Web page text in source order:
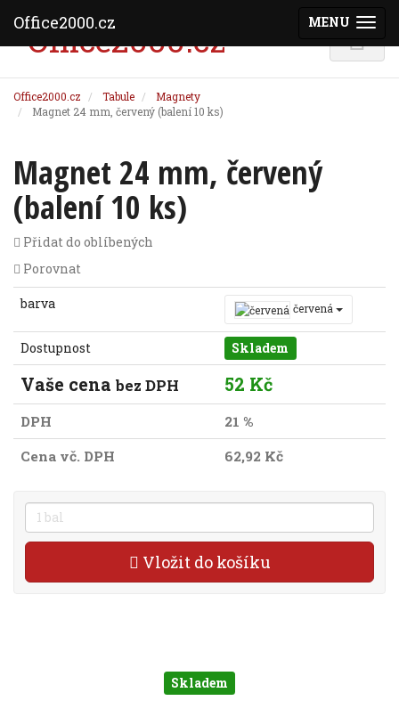
Office2000.cz Tabule
Magnety
Magnet 24 mm, červený (balení 10 ks)
Magnet 24 mm, červený
(balení 10 ks)
Přidat do oblíbených
Porovnat
barva červená
Dostupnost Skladem
Vaše cena bez DPH 52 Kč
DPH
21 %
Cena vč. DPH
62,92 Kč
Vložit do košíku
Skladem
MENU
Office2000.cz